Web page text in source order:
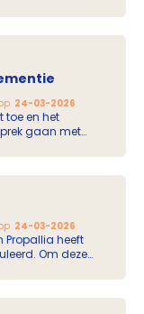
gemeente is
Palliatieve
24-03-2026
toe en het
gaan met
Een belangrijke
Het door
Universitair
van deze
van
24-03-2026
Propallia heeft
Om deze